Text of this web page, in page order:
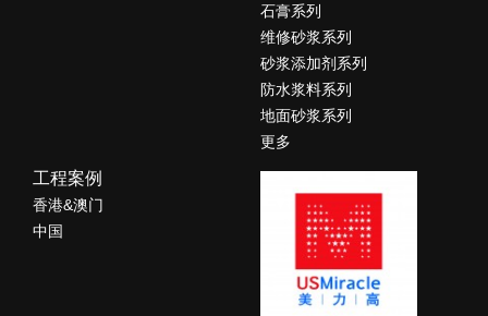
石膏系列
维修砂浆系列
砂浆添加剂系列
防水浆料系列
地面砂浆系列
更多
工程案例
香港&澳门
中国